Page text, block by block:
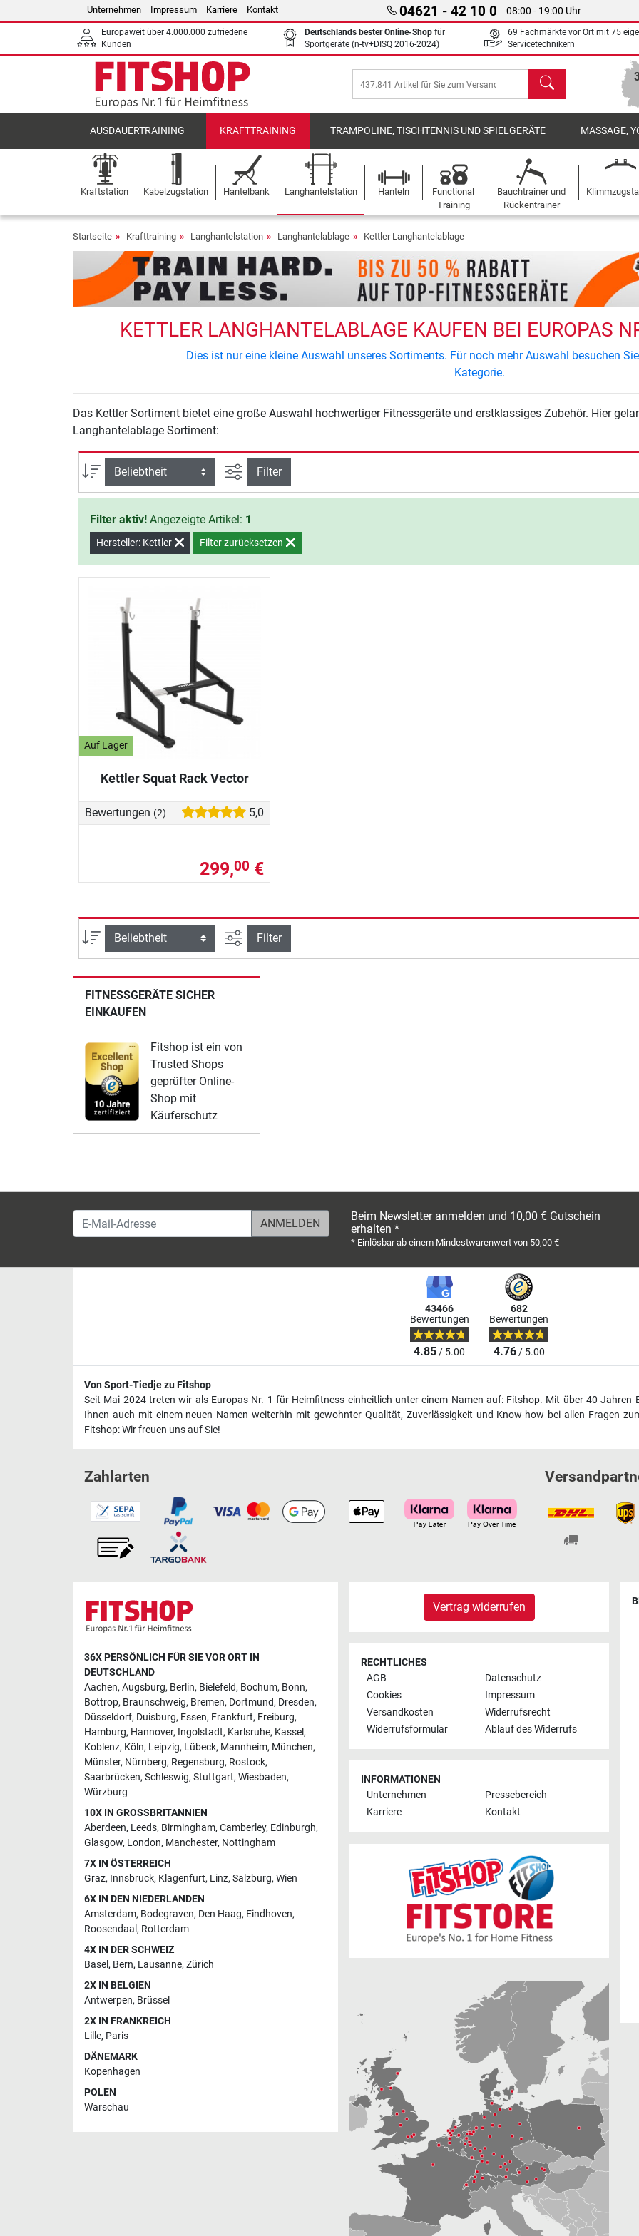
Unternehmen Impressum Karriere Kontakt 04621 - 42 10 0 08:00 - 19:00 Uhr
Europaweit über 4.000.000 zufriedene
Kunden
Deutschlands bester Online-Shop für
Sportgeräte (n-tv+DISQ 2016-2024)
69 Fachmärkte vor Ort mit 75
Servicetechnikern
Suchen
AUSDAUERTRAINING KRAFTTRAINING TRAMPOLINE, TISCHTENNIS UND SPIELGERÄTE MASSAGE,
Kraftstation Kabelzugstation Hantelbank Langhantelstation Hanteln
Functional
Training
Bauchtrainer und
Rückentrainer
Startseite Krafttraining Langhantelstation Langhantelablage Kettler Langhantelablage
KETTLER LANGHANTELABLAGE KAUFEN BEI EUROPAS
Dies ist nur eine kleine Auswahl unseres Sortiments. Für noch mehr Auswahl besuchen
Kategorie.
Das Kettler Sortiment bietet eine große Auswahl hochwertiger Fitnessgeräte und erstklassiges Zubehör. Hier
Langhantelablage Sortiment:
Sortierung Ansicht filtern
Filter
Filter aktiv! Angezeigte Artikel: 1
Hersteller: Kettler Filter zurücksetzen
Auf Lager
Kettler Squat Rack Vector
Bewertungen (2) 5,0
299,00 €
Sortierung Ansicht filtern
Filter
FITNESSGERÄTE SICHER
EINKAUFEN
Fitshop ist ein von
Trusted Shops
geprüfter Online-
Shop mit
Käuferschutz
E-Mail-Adresse
Beim Newsletter anmelden und 10,00 € Gutschein
erhalten *
* Einlösbar ab einem Mindestwarenwert von 50,00 €
43466
Bewertungen
4.85/ 5.00
682
Bewertungen
4.76/ 5.00
Von Sport-Tiedje zu Fitshop
Seit Mai 2024 treten wir als Europas Nr. 1 für Heimfitness einheitlich unter einem Namen auf: Fitshop. Mit über 40
Ihnen auch mit einem neuen Namen weiterhin mit gewohnter Qualität, Zuverlässigkeit und Know-how bei allen Fragen
Fitshop: Wir freuen uns auf Sie!
Zahlarten
36X PERSÖNLICH FÜR SIE VOR ORT IN
DEUTSCHLAND
Aachen, Augsburg, Berlin, Bielefeld, Bochum, Bonn,
Bottrop, Braunschweig, Bremen, Dortmund, Dresden,
Düsseldorf, Duisburg, Essen, Frankfurt, Freiburg,
Hamburg, Hannover, Ingolstadt, Karlsruhe, Kassel,
Koblenz, Köln, Leipzig, Lübeck, Mannheim, München,
Münster, Nürnberg, Regensburg, Rostock,
Saarbrücken, Schleswig, Stuttgart, Wiesbaden,
Würzburg
10X IN GROSSBRITANNIEN
Aberdeen, Leeds, Birmingham, Camberley, Edinburgh,
Glasgow, London, Manchester, Nottingham
7X IN ÖSTERREICH
Graz, Innsbruck, Klagenfurt, Linz, Salzburg, Wien
6X IN DEN NIEDERLANDEN
Amsterdam, Bodegraven, Den Haag, Eindhoven,
Roosendaal , Rotterdam
4X IN DER SCHWEIZ
Basel, Bern, Lausanne, Zürich
2X IN BELGIEN
Antwerpen, Brüssel
2X IN FRANKREICH
Lille, Paris
DÄNEMARK
Kopenhagen
POLEN
Warschau
Vertrag widerrufen
RECHTLICHES
AGB
Datenschutz
Cookies
Impressum
Versandkosten
Widerrufsrecht
Widerrufsformular
Ablauf des Widerrufs
INFORMATIONEN
Unternehmen
Pressebereich
Karriere
Kontakt